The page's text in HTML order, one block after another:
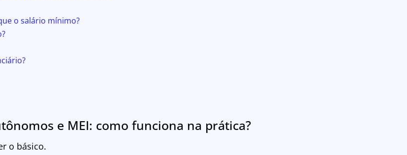
o salário mínimo?
e MEI: como funciona na prática?
o básico.